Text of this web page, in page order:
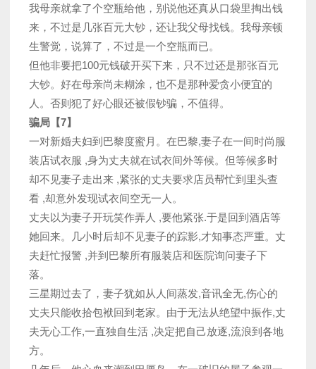
我母亲就拿了个空瓶给他，别说他还真从口袋里掏出钱
来，不过是几张百元大钞，还让我父母找钱。我母亲顿
生警觉，说算了，不过是一个空瓶而已。
但他非要把100元钱破开买下来，只不过还是那张百元
大钞。好在母亲尚未糊涂，也不是那种爱贪小便宜的
人。否则犯了好心眼还被假钞骗，不值得。
骗局【7】
一对新婚夫妇到巴黎度蜜月。在巴黎,妻子在一间时尚服
装店试衣服 ,身为丈夫就在试衣间外等候。但等候多时
却不见妻子走出来 ,紧张的丈夫要求店员帮忙到里头查
看 ,却意外发现试衣间空无一人。
丈夫以为妻子开玩笑作弄人 ,要他紧张.于是回到酒店等
她回来。几小时后却不见妻子的踪影,才知事态严重。丈
夫赶忙报警 ,并到巴黎所有服装店和医院询问妻子下
落。
三星期过去了，妻子犹如从人间蒸发,音讯全无,伤心的
丈夫只能收拾包袱回到老家。由于无法从绝望中振作,丈
夫无心工作,一直独自生活 ,决定把自己放逐,流浪到各地
方。